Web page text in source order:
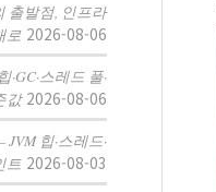
출발점, 인프라
로 2026-08-06
스레드 풀·
값 2026-08-06
힙·스레드·
트 2026-08-03